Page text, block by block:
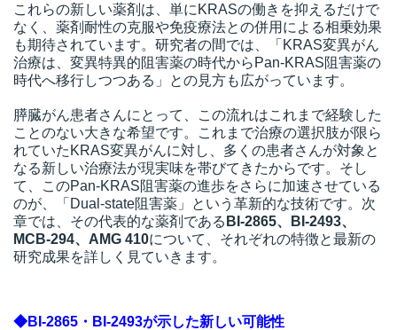
これらの新しい薬剤は、単にKRASの働きを抑えるだけで
なく、薬剤耐性の克服や免疫療法との併用による相乗効果
も期待されています。研究者の間では、「KRAS変異がん
治療は、変異特異的阻害薬の時代からPan-KRAS阻害薬の
時代へ移行しつつある」との見方も広がっています。
膵臓がん患者さんにとって、この流れはこれまで経験した
ことのない大きな希望です。これまで治療の選択肢が限ら
れていたKRAS変異がんに対し、多くの患者さんが対象と
なる新しい治療法が現実味を帯びてきたからです。そし
て、このPan-KRAS阻害薬の進歩をさらに加速させている
のが、「Dual-state阻害薬」という革新的な技術です。次
章では、その代表的な薬剤である BI-2865、BI-2493、
MCB-294、AMG 410について、それぞれの特徴と最新の
研究成果を詳しく見ていきます。
◆BI-2865・BI-2493が示した新しい可能性